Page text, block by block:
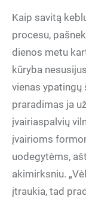
Kaip savitą
procesu,
dienos metu
kūryba
vienas
praradimas ja
įvairiaspalvių
įvairioms
uodegytėms,
akimirksniu.
įtraukia, tad